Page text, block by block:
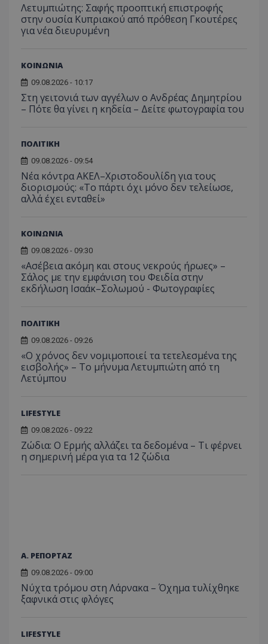
Λετυμπιώτης: Σαφής προοπτική επιστροφής
στην ουσία Κυπριακού από πρόθεση Γκουτέρες
για νέα διευρυμένη
ΚΟΙΝΩΝΙΑ
09.08.2026 - 10:17
Στη γειτονιά των αγγέλων ο Ανδρέας Δημητρίου
– Πότε θα γίνει η κηδεία – Δείτε φωτογραφία του
ΠΟΛΙΤΙΚΗ
09.08.2026 - 09:54
Νέα κόντρα ΑΚΕΛ–Χριστοδουλίδη για τους
διορισμούς: «Το πάρτι όχι μόνο δεν τελείωσε,
αλλά έχει ενταθεί»
ΚΟΙΝΩΝΙΑ
09.08.2026 - 09:30
«Ασέβεια ακόμη και στους νεκρούς ήρωες» –
Σάλος με την εμφάνιση του Φειδία στην
εκδήλωση Ισαάκ–Σολωμού - Φωτογραφίες
ΠΟΛΙΤΙΚΗ
09.08.2026 - 09:26
«Ο χρόνος δεν νομιμοποιεί τα τετελεσμένα της
εισβολής» – Το μήνυμα Λετυμπιώτη από τη
Λετύμπου
LIFESTYLE
09.08.2026 - 09:22
Ζώδια: Ο Ερμής αλλάζει τα δεδομένα – Τι φέρνει
η σημερινή μέρα για τα 12 ζώδια
Α. ΡΕΠΟΡΤΑΖ
09.08.2026 - 09:00
Νύχτα τρόμου στη Λάρνακα – Όχημα τυλίχθηκε
ξαφνικά στις φλόγες
LIFESTYLE